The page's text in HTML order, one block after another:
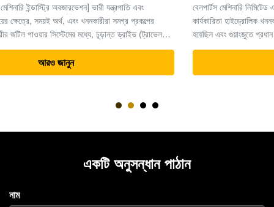
বেলপার্টস মেশিনারি লিমিটেড একটি শীর্ষস্থানীয় বিশ্বব্যাপী সরবরাহকারী যা উচ্চ-
কার্যকারিতা হাইড্রোলিক খননকারীর অংশগুলিতে বিশেষজ্ঞ। ২০১৩ সালে প্রতিষ্ঠিত
হয়েছিল এবং গুয়াংজুতে প্রধান মেশিন হাবের সদর দফতর রয়েছে,কোম্পানিটি বিশ্বব্যাপী
ভারী সরঞ্জাম সমাধানের জন্য একটি নির্ভরযোগ্য অংশীদার হিসাবে তার খ্যাতি ...
একটি অনুসন্ধান পাঠান
নাম